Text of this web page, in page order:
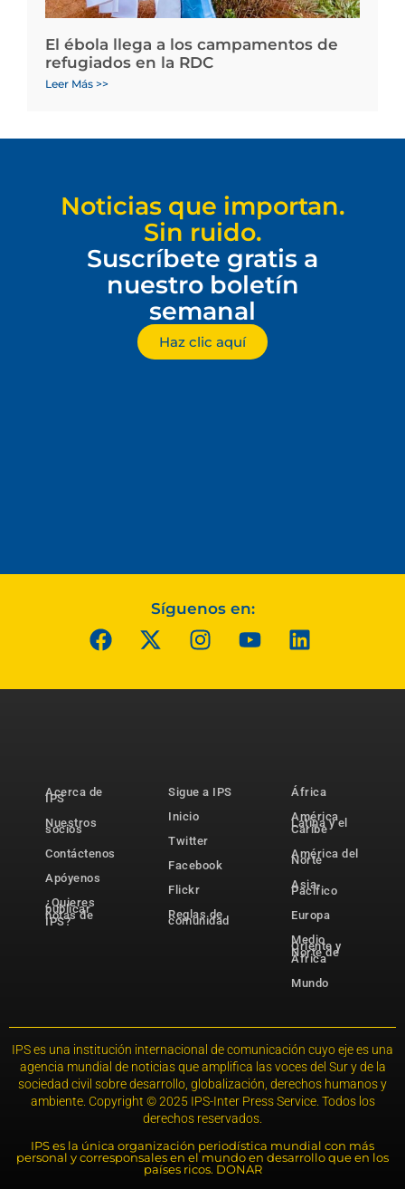
El ébola llega a los campamentos de
refugiados en la RDC
Leer Más >>
Noticias que importan.
Sin ruido.
Suscríbete gratis a
nuestro boletín
semanal
Haz clic aquí
Síguenos en:
Acerca de
IPS
Nuestros
socios
Contáctenos
Apóyenos
¿Quieres
publicar
notas de
IPS?
Sigue a IPS
Inicio
Twitter
Facebook
Flickr
Reglas de
comunidad
África
América
Latina y el
Caribe
América del
Norte
Asia-
Pacífico
Europa
Medio
Oriente y
Norte de
África
Mundo
IPS es una institución internacional de comunicación cuyo eje es una
agencia mundial de noticias que amplifica las voces del Sur y de la
sociedad civil sobre desarrollo, globalización, derechos humanos y
ambiente. Copyright © 2025 IPS-Inter Press Service. Todos los
derechos reservados.
IPS es la única organización periodística mundial con más
personal y corresponsales en el mundo en desarrollo que en los
países ricos. DONAR